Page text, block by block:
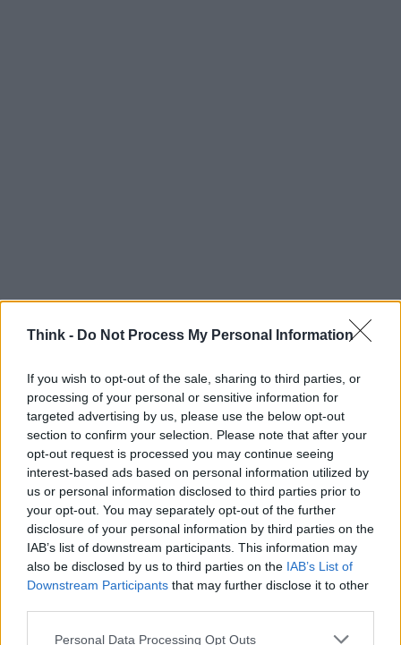
Think - Do Not Process My Personal Information
If you wish to opt-out of the sale, sharing to third parties, or
processing of your personal or sensitive information for
targeted advertising by us, please use the below opt-out
section to confirm your selection. Please note that after your
opt-out request is processed you may continue seeing
interest-based ads based on personal information utilized by
us or personal information disclosed to third parties prior to
your opt-out. You may separately opt-out of the further
disclosure of your personal information by third parties on the
IAB’s list of downstream participants. This information may
also be disclosed by us to third parties on the IAB’s List of
Downstream Participants that may further disclose it to other
Please note that this website/app uses one or more Google
Personal Data Processing Opt Outs
offerte possono essere affiliati: gli acquisti
effettuati tramite tali link possono generare una
commissione per il sito che pubblica l’articolo.
Questo non altera i prezzi proposti dapCloud
, ma
è una pratica comune per sostenere contenuti
editoriali. In ogni caso, la scelta di un pianocloud a
vitarichiede una valutazione personale basata sui
bisogni di spazio, sicurezza e budget.
AUTORE